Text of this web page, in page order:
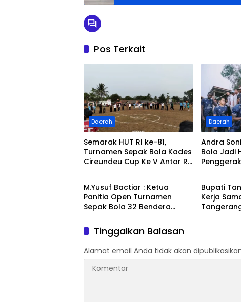
Pos Terkait
Daerah
Semarak HUT RI ke-81,
Turnamen Sepak Bola Kades
Cireundeu Cup Ke V Antar RT
Daerah
Andra
Bola Jadi
Daerah
M.Yusuf Bactiar : Ketua
Panitia Open Turnamen
Sepak Bola 32 Bendera
Pertandingan Tetap di
Lanjutkan, Situasi Aman,
Kondusif
Edukasi
Bupati
Kerja
Tinggalkan Balasan
Alamat email Anda tidak akan